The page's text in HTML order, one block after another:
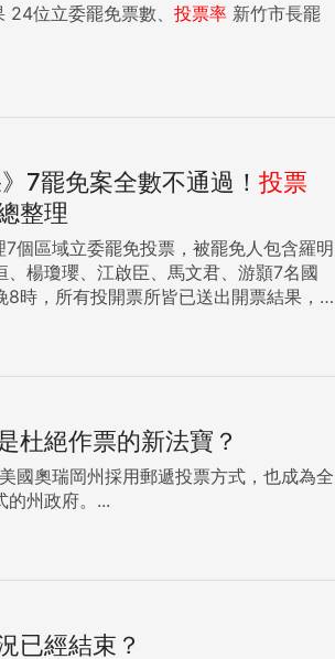
726大罷免投票結果 24位立委罷免票數、 投票率
7罷免案全數不通過！ 投票
整理
個區域立委罷免投票，被罷免人包含羅明
、楊瓊瓔、江啟臣、馬文君、游顥7名國
8時，所有投開票所皆已送出開票結果，4
通過門檻」。...
杜絕作票的新法寶？
美國奧瑞岡州採用郵遞投票方式，也成為全
的州政府。...
已經結束？